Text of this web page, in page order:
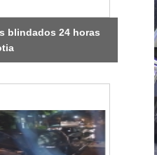
blindados 24 horas